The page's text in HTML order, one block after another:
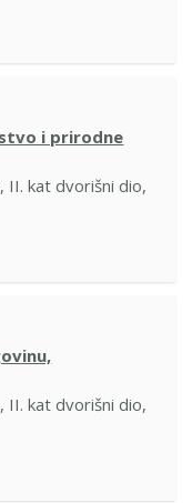
i prirodne
II. kat dvorišni dio,
II. kat dvorišni dio,